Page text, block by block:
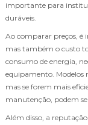
importante para
duráveis.
Ao comparar preços, é
mas também o custo
consumo de energia,
equipamento. Modelos
mas se forem mais
manutenção, podem
Além disso, a